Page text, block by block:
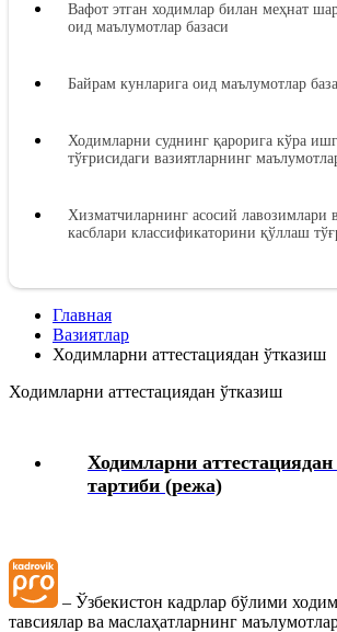
Вафот этган ходимлар билан меҳнат
оид маълумотлар базаси
Байрам кунларига оид маълумотлар
Ходимларни суднинг қарорига кўра
тўғрисидаги вазиятларнинг
Хизматчиларнинг асосий лавозимлари
касблари классификаторини қўллаш
тўғрисидаги вазиятларнинг маълумотлар
Иш берувчидан зарарни ундиришга оид
базаси
Янги Меҳнат кодекси
Меҳнат дафтарчасига иш ва ўқиш
ёзувларни киритиш тўғрисидаги
Главная
Вазиятлар
Ходимларни аттестациядан ўтказиш
Ходимларни аттестациядан ўтказиш
Ходимларни
тартиби (режа)
– Ўзбекистон кадрлар бўлими
тавсиялар ва маслаҳатларнинг